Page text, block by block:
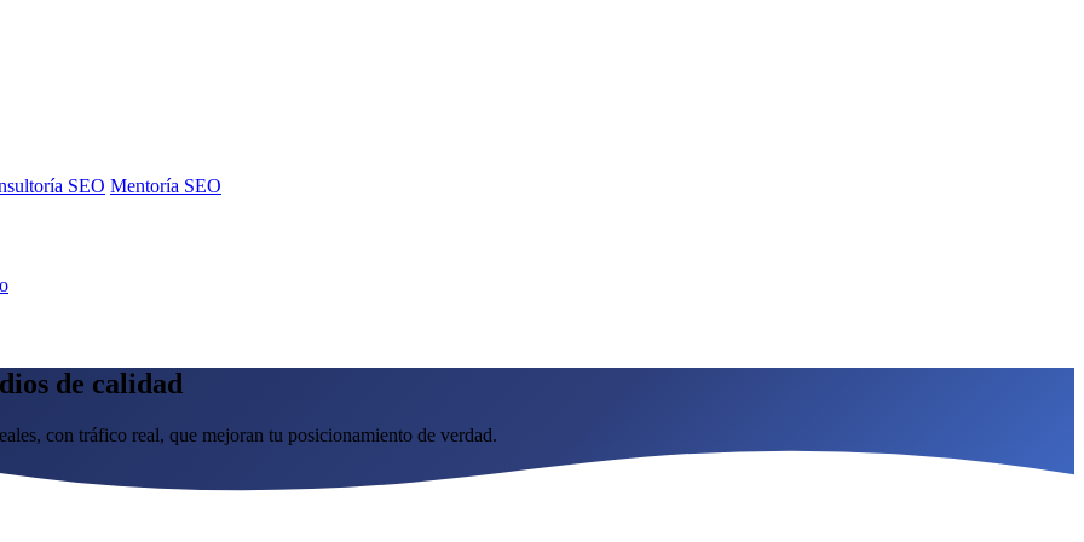
SEO Mentoría SEO
SEO
de calidad
con tráfico real, que mejoran tu posicionamiento de verdad.